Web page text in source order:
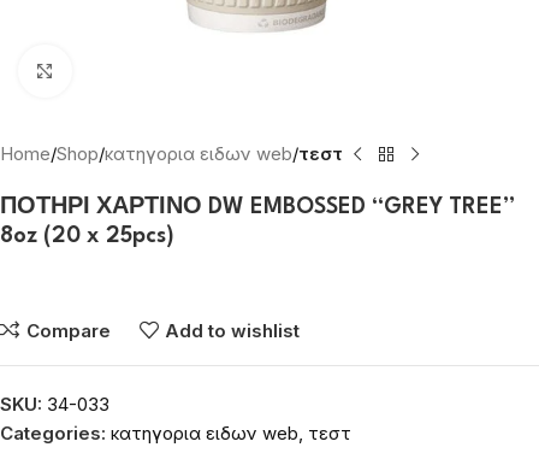
Home Shop κατηγορια ειδων web τεστ
ΠΟΤΗΡΙ ΧΑΡΤΙΝΟ DW EMBOSSED “GREY TREE”
8oz (20 x 25pcs)
Compare Add to wishlist
SKU: 34-033
Categories: κατηγορια ειδων web, τεστ